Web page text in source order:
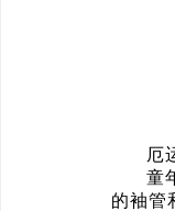
厄
童
的袖管